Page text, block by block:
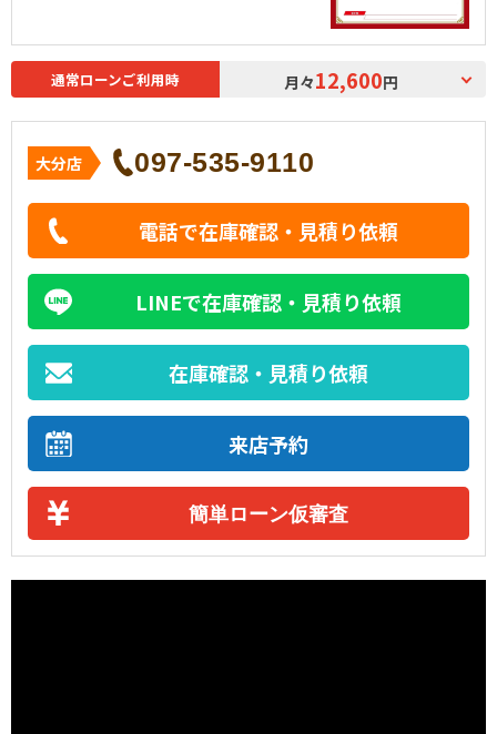
通常ローンご利用時 月々12,600円
大分店 097-535-9110
電話で在庫確認・見積り依頼
LINEで在庫確認・見積り依頼
在庫確認・見積り依頼
来店予約
簡単ローン仮審査